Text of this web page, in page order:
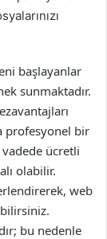
başlayanlar
sunmaktadır.
profesyonel bir
ücretli
olabilir.
web
bu nedenle